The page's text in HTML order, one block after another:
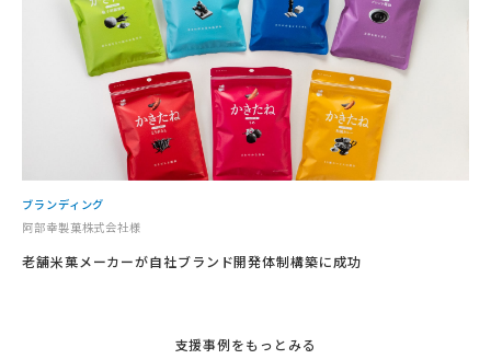
ブランディング
阿部幸製菓株式会社様
老舗米菓メーカーが自社ブランド開発体制構築に成功
支援事例をもっとみる